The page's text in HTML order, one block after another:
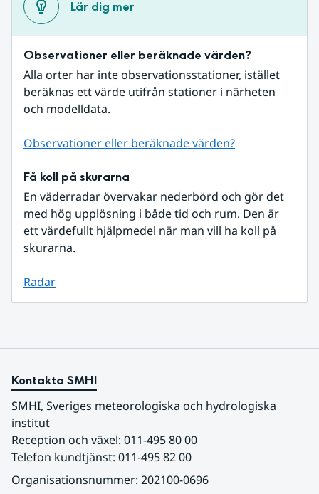
Lär dig mer
Observationer eller beräknade värden?
Alla orter har inte observationsstationer, istället
beräknas ett värde utifrån stationer i närheten
och modelldata.
Observationer eller beräknade värden?
Få koll på skurarna
En väderradar övervakar nederbörd och gör det
med hög upplösning i både tid och rum. Den är
ett värdefullt hjälpmedel när man vill ha koll på
skurarna.
Radar
Kontakta SMHI
SMHI, Sveriges meteorologiska och hydrologiska
institut
Reception och växel: 011-495 80 00
Telefon kundtjänst: 011-495 82 00
Organisationsnummer: 202100-0696